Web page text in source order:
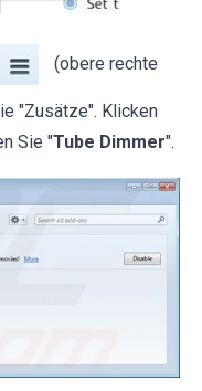
(obere rechte
"Zusätze". Klicken
Sie "Tube Dimmer".